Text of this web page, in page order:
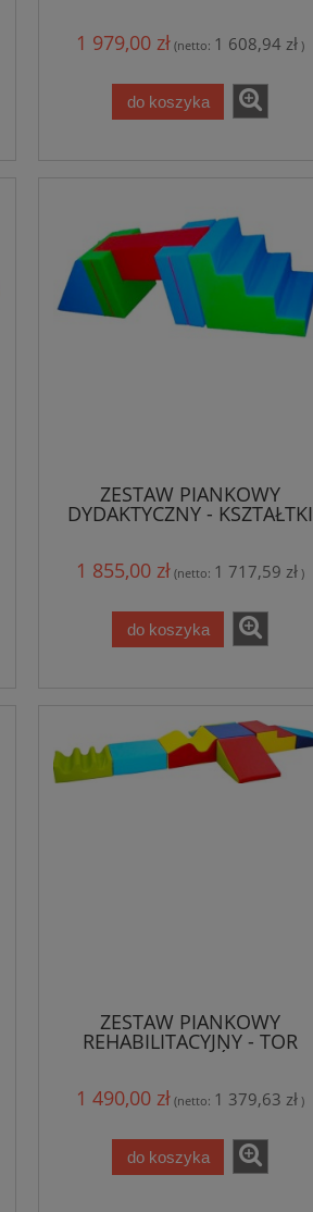
1 979,00 zł (netto: 1 608,94 zł )
do koszyka
ZESTAW PIANKOWY
DYDAKTYCZNY - KSZTAŁTKI
1 855,00 zł (netto: 1 717,59 zł )
do koszyka
ZESTAW PIANKOWY
REHABILITACYJNY - TOR
PRZESZKÓD
1 490,00 zł (netto: 1 379,63 zł )
do koszyka